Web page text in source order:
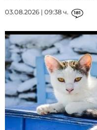
03.08.2026 | 09:38 ч. 181